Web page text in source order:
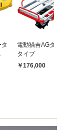
電動猫吉AGタイ
タイプ
￥176,000